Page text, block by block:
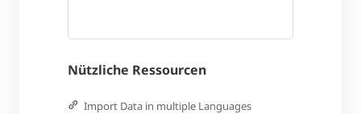
Nützliche Ressourcen
Import Data in multiple Languages